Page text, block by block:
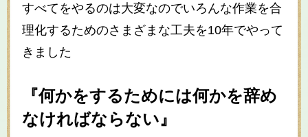
すべてをやるのは大変なのでいろんな作業を合
理化するためのさまざまな工夫を10年でやって
きました
『何かをするためには何かを辞め
なければならない』